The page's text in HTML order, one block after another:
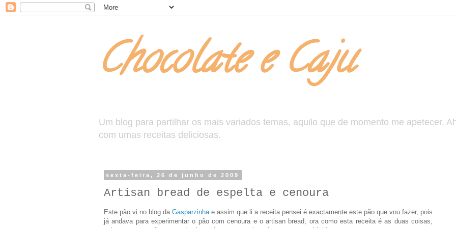
Chocolate e Caju
Um blog para partilhar os mais variados temas, aquilo que de momento me apetecer.
com umas receitas deliciosas.
sexta-feira, 26 de junho de 2009
Artisan bread de espelta e cenoura
Este pão vi no blog da Gasparzinha e assim que li a receita pensei é exactamente este pão que vou fazer, pois
já andava para experimentar o pão com cenoura e o artisan bread, ora como esta receita é as duas coisas,